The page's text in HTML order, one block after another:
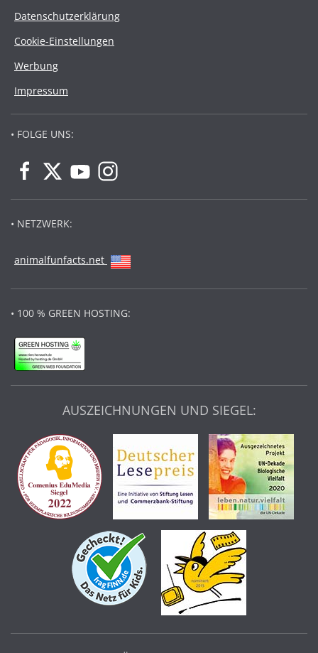
Datenschutzerklärung
Cookie-Einstellungen
Werbung
Impressum
• FOLGE UNS:
• NETZWERK:
animalfunfacts.net
• 100 % GREEN HOSTING:
AUSZEICHNUNGEN UND SIEGEL: